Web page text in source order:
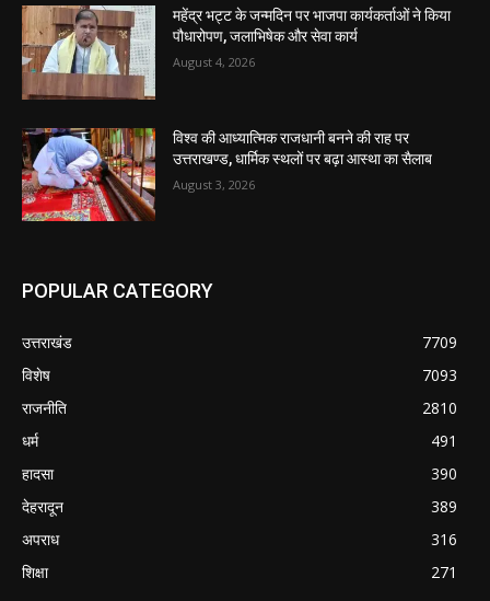
महेंद्र भट्ट के जन्मदिन पर भाजपा कार्यकर्ताओं ने किया
पौधारोपण, जलाभिषेक और सेवा कार्य
August 4, 2026
विश्व की आध्यात्मिक राजधानी बनने की राह पर
उत्तराखण्ड, धार्मिक स्थलों पर बढ़ा आस्था का सैलाब
August 3, 2026
POPULAR CATEGORY
उत्तराखंड
7709
विशेष
7093
राजनीति
2810
धर्म
491
हादसा
390
देहरादून
389
अपराध
316
शिक्षा
271